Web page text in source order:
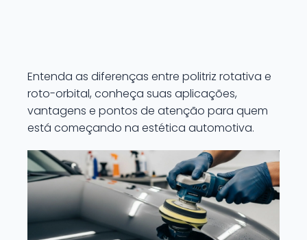
Entenda as diferenças entre politriz rotativa e
roto-orbital, conheça suas aplicações,
vantagens e pontos de atenção para quem
está começando na estética automotiva.